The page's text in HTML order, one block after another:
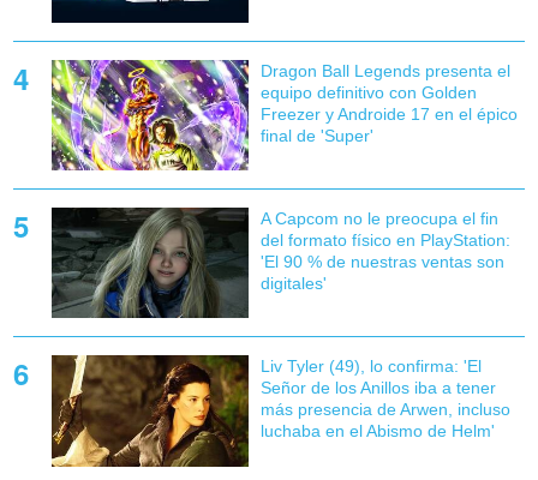
Dragon Ball Legends presenta el
equipo definitivo con Golden
Freezer y Androide 17 en el épico
final de 'Super'
A Capcom no le preocupa el fin
del formato físico en PlayStation:
'El 90 % de nuestras ventas son
digitales'
Liv Tyler (49), lo confirma: 'El
Señor de los Anillos iba a tener
más presencia de Arwen, incluso
luchaba en el Abismo de Helm'